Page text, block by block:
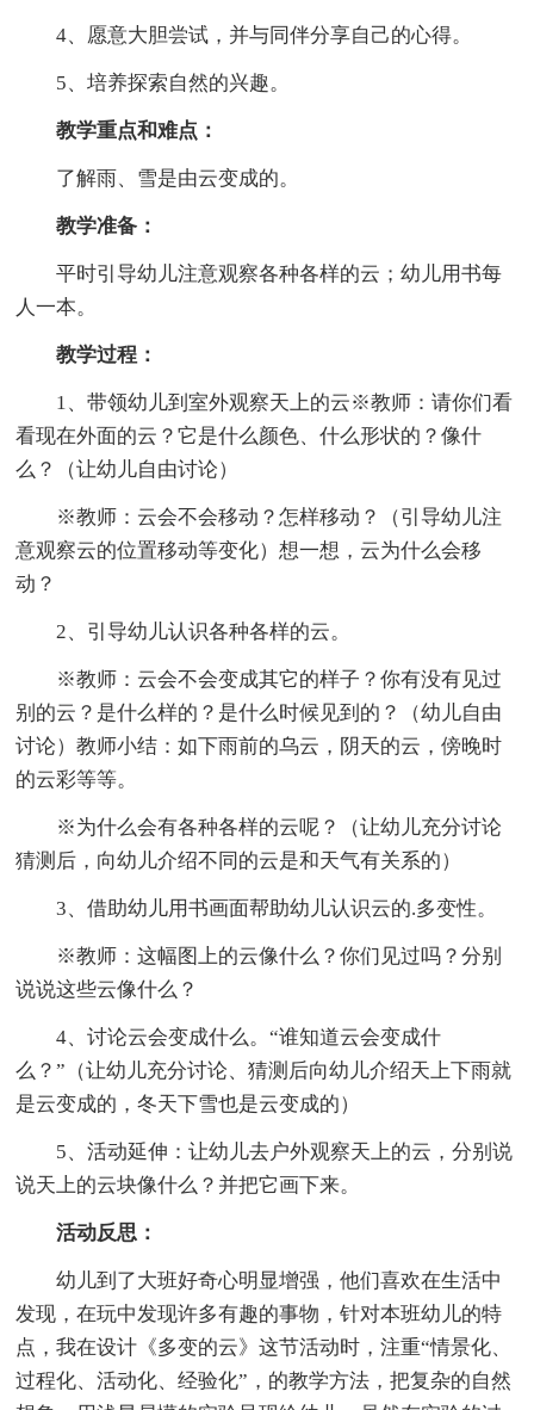
4、愿意大胆尝试，并与同伴分享自己的心得。
5、培养探索自然的兴趣。
教学重点和难点：
了解雨、雪是由云变成的。
教学准备：
平时引导幼儿注意观察各种各样的云；幼儿用书每
人一本。
教学过程：
1、带领幼儿到室外观察天上的云※教师：请你们看
看现在外面的云？它是什么颜色、什么形状的？像什
么？（让幼儿自由讨论）
※教师：云会不会移动？怎样移动？（引导幼儿注
意观察云的位置移动等变化）想一想，云为什么会移
动？
2、引导幼儿认识各种各样的云。
※教师：云会不会变成其它的样子？你有没有见过
别的云？是什么样的？是什么时候见到的？（幼儿自由
讨论）教师小结：如下雨前的乌云，阴天的云，傍晚时
的云彩等等。
※为什么会有各种各样的云呢？（让幼儿充分讨论
猜测后，向幼儿介绍不同的云是和天气有关系的）
3、借助幼儿用书画面帮助幼儿认识云的.多变性。
※教师：这幅图上的云像什么？你们见过吗？分别
说说这些云像什么？
4、讨论云会变成什么。“谁知道云会变成什
么？”（让幼儿充分讨论、猜测后向幼儿介绍天上下雨就
是云变成的，冬天下雪也是云变成的）
5、活动延伸：让幼儿去户外观察天上的云，分别说
说天上的云块像什么？并把它画下来。
活动反思：
幼儿到了大班好奇心明显增强，他们喜欢在生活中
发现，在玩中发现许多有趣的事物，针对本班幼儿的特
点，我在设计《多变的云》这节活动时，注重“情景化、
过程化、活动化、经验化”，的教学方法，把复杂的自然